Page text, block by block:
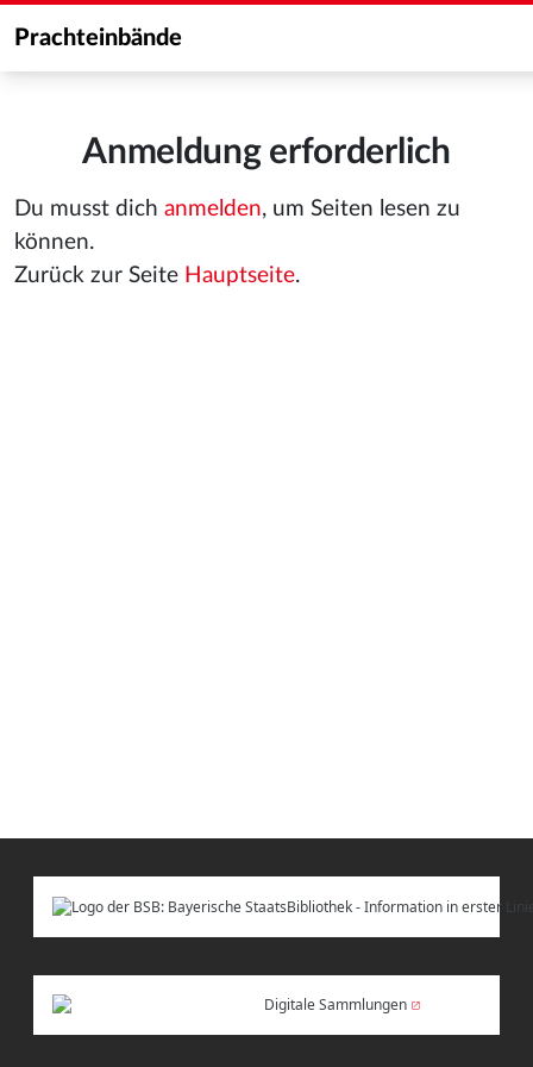
Prachteinbände
Anmeldung erforderlich
Du musst dich anmelden, um Seiten lesen zu
können.
Zurück zur Seite Hauptseite.
Digitale Sammlungen